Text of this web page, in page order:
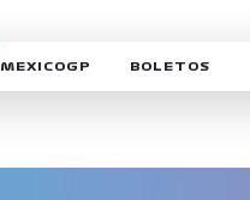
MEXICOGP BOLETOS